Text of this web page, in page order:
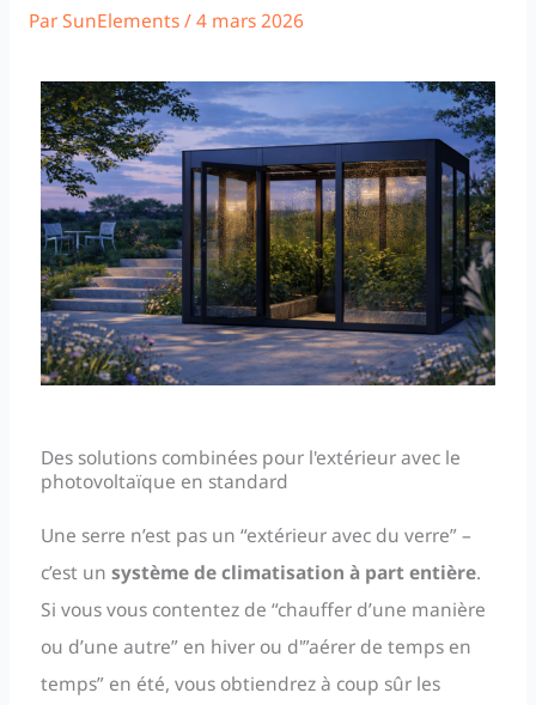
ParSunElements/4 mars 2026
Des solutions combinées pour l'extérieur avec le
photovoltaïque en standard
Une serre n’est pas un “extérieur avec du verre” –
c’est un système de climatisation à part entière.
Si vous vous contentez de “chauffer d’une manière
ou d’une autre” en hiver ou d'”aérer de temps en
temps” en été, vous obtiendrez à coup sûr les